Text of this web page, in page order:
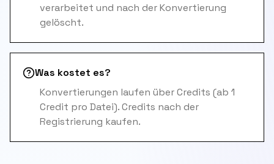
verarbeitet und nach der Konvertierung
gelöscht.
Was kostet es?
Konvertierungen laufen über Credits (ab 1
Credit pro Datei). Credits nach der
Registrierung kaufen.